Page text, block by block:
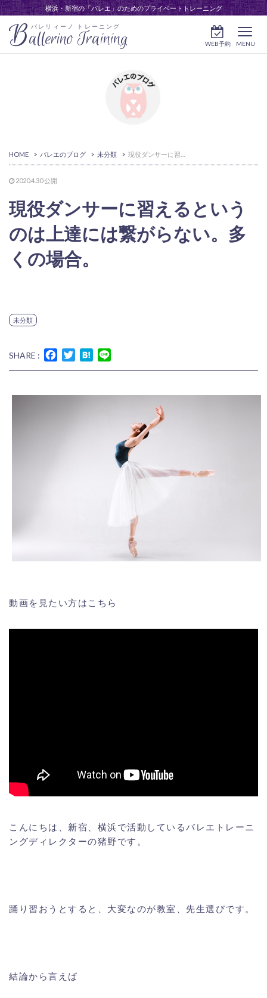
横浜・新宿の「バレエ」のためのプライベートトレーニング
バレリィーノ トレーニング
Ballerino Training MENU
WEB予約
HOME > バレエのブログ > 未分類 >
2020.4.30公開
現役ダンサーに習えるという
のは上達には繋がらない。多
くの場合。
未分類
SHARE : FacebookTwitterHatena
動画を見たい方はこちら
こんにちは、新宿、横浜で活動しているバレエトレーニ
ングディレクターの猪野です。
踊り習おうとすると、大変なのが教室、先生選びです。
結論から言えば